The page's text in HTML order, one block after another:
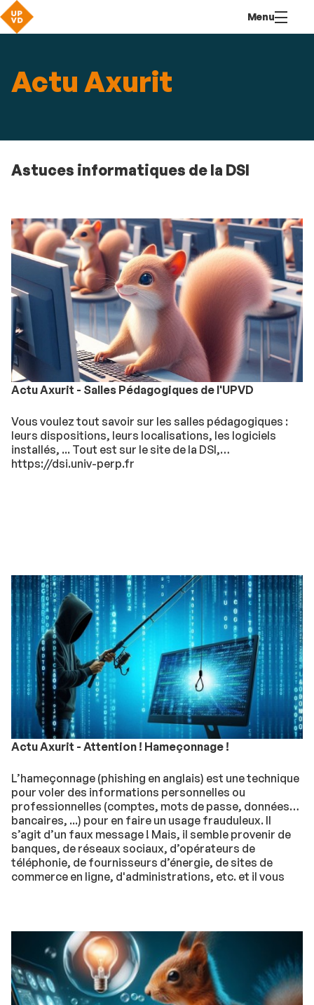
contenu
Menu
Actu Axurit
Astuces informatiques de la DSI
Actu Axurit - Salles Pédagogiques de l'UPVD
Vous voulez tout savoir sur les salles pédagogiques :
leurs dispositions, leurs localisations, les logiciels
installés, ... Tout est sur le site de la DSI,
https://dsi.univ-perp.fr
Actu Axurit - Attention ! Hameçonnage !
L’hameçonnage (phishing en anglais) est une technique
pour voler des informations personnelles ou
professionnelles (comptes, mots de passe, données
bancaires, ...) pour en faire un usage frauduleux. Il
s’agit d’un faux message ! Mais, il semble provenir de
banques, de réseaux sociaux, d’opérateurs de
téléphonie, de fournisseurs d’énergie, de sites de
commerce en ligne, d'administrations, etc. et il vous